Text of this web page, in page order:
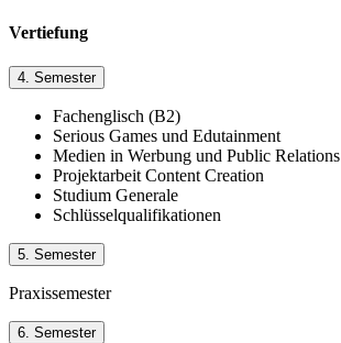
Vertiefung
4. Semester
Fachenglisch (B2)
Serious Games und Edutainment
Medien in Werbung und Public Relations
Projektarbeit Content Creation
Studium Generale
Schlüsselqualifikationen
5. Semester
Praxissemester
6. Semester